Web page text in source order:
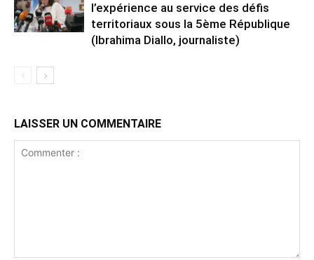
l’expérience au service des défis
territoriaux sous la 5ème République
(Ibrahima Diallo, journaliste)
LAISSER UN COMMENTAIRE